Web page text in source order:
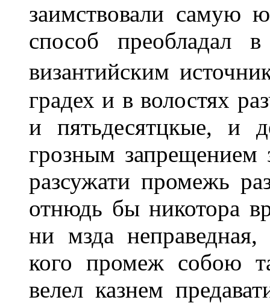
заимствовали самую
способ преобладал
византийским
градех и в волостях
и пятьдесятцкые, и
грозным запрещением
разсужати промежь
отнюдь бы никотора
ни мзда
кого промеж собою
велел казнем